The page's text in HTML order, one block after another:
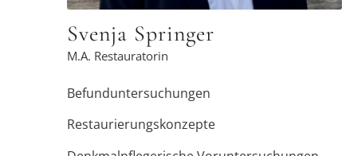
Svenja Springer
M.A. Restauratorin
Befunduntersuchungen
Restaurierungskonzepte